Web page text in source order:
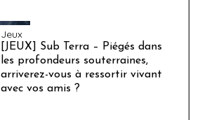
Jeux
[JEUX] Sub Terra – Piégés dans
les profondeurs souterraines,
arriverez-vous à ressortir vivant
avec vos amis ?